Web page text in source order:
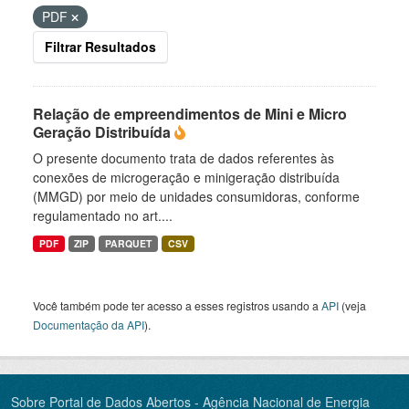
PDF
Filtrar Resultados
Relação de empreendimentos de Mini e Micro
Geração Distribuída
O presente documento trata de dados referentes às
conexões de microgeração e minigeração distribuída
(MMGD) por meio de unidades consumidoras, conforme
regulamentado no art....
PDF ZIP PARQUET CSV
Você também pode ter acesso a esses registros usando a API (veja
Documentação da API).
Sobre Portal de Dados Abertos - Agência Nacional de Energia